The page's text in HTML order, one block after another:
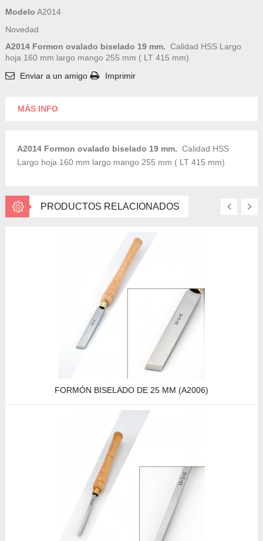
Modelo A2014
Novedad
A2014 Formon ovalado biselado 19 mm. Calidad HSS Largo
hoja 160 mm largo mango 255 mm ( LT 415 mm)
Enviar a un amigo
Imprimir
MÁS INFO
A2014 Formon ovalado biselado 19 mm. Calidad HSS
Largo hoja 160 mm largo mango 255 mm ( LT 415 mm)
PRODUCTOS RELACIONADOS
FORMÓN BISELADO DE 25 MM (A2006)